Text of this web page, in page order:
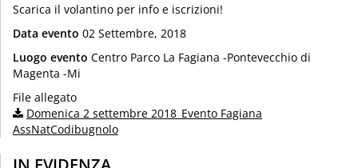
Scarica il volantino per info e iscrizioni!
Data evento 02 Settembre, 2018
Luogo evento Centro Parco La Fagiana -Pontevecchio di
Magenta -Mi
File allegato
Domenica 2 settembre 2018_Evento Fagiana
AssNatCodibugnolo